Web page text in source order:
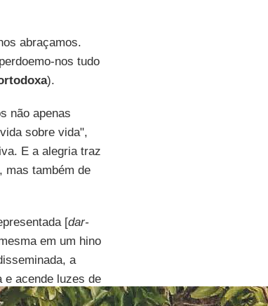
abraçamos.
nos tudo
).
não apenas
sobre vida",
E a alegria traz
mas também de
[dar-
em um hino
a
acende luzes de